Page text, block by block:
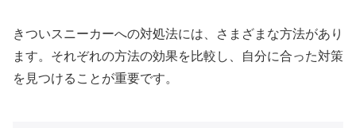
きついスニーカーへの対処法には、さまざまな方法があり
ます。それぞれの方法の効果を比較し、自分に合った対策
を見つけることが重要です。